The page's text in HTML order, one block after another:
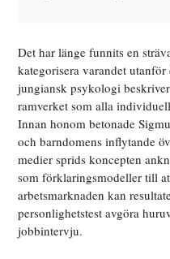
Det har länge funnits en
kategorisera varandet
jungiansk psykologi
ramverket som alla
Innan honom betonade
och barndomens inflytande
medier sprids koncepten
som förklaringsmodeller till
arbetsmarknaden kan
personlighetstest avgöra
jobbintervju.